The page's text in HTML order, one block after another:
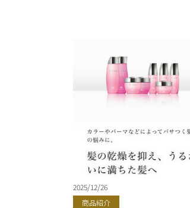
2025/12/26
商品紹介